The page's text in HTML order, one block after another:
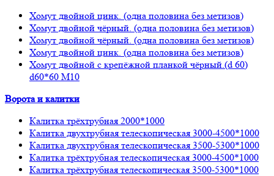
Хомут двойной цинк. (одна половина без метизов)
Хомут двойной чёрный. (одна половина без метизов)
Хомут двойной чёрный. (одна половина без метизов)
Хомут двойной цинк. (одна половина без метизов)
Хомут двойной с крепёжной планкой чёрный.(d 60)
d60*60 М10
Ворота и калитки
Калитка трёхтрубная 2000*1000
Калитка двухтрубная телескопическая 3000-4500*1000
Калитка двухтрубная телескопическая 3500-5300*1000
Калитка трёхтрубная телескопическая 3000-4500*1000
Калитка трёхтрубная телескопическая 3500-5300*1000